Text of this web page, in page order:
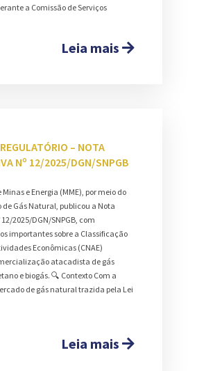
a Comissão de Serviços
Leia mais
– NOTA
Nº 12/2025/DGN/SNPGB
e Energia (MME), por meio do
Gás Natural, publicou a Nota
2025/DGN/SNPGB, com
importantes sobre a Classificação
Econômicas (CNAE)
atacadista de gás
e biogás. 🔍 Contexto Com a
de gás natural trazida pela Lei
Leia mais